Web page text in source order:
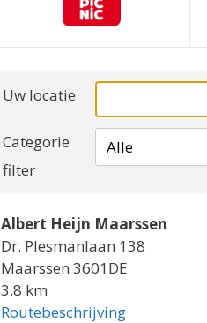
Uw locatie
Categorie
filter
Alle
Albert Heijn Maarssen
Dr. Plesmanlaan 138
Maarssen 3601DE
3.8 km
Routebeschrijving